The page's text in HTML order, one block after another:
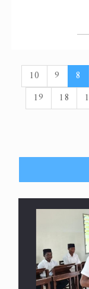
8
9
10
18
19